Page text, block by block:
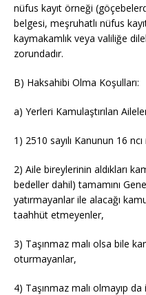
nüfus kayıt örneği
belgesi, meşruhatlı nüfus
kaymakamlık veya valiliğe
zorundadır.
B) Haksahibi Olma Koşulları:
a) Yerleri Kamulaştırılan
1) 2510 sayılı Kanunun 16
2) Aile bireylerinin aldıkları
bedeller dahil) tamamını
yatırmayanlar ile alacağı
taahhüt etmeyenler,
3) Taşınmaz malı olsa bile
oturmayanlar,
4) Taşınmaz malı olmayıp